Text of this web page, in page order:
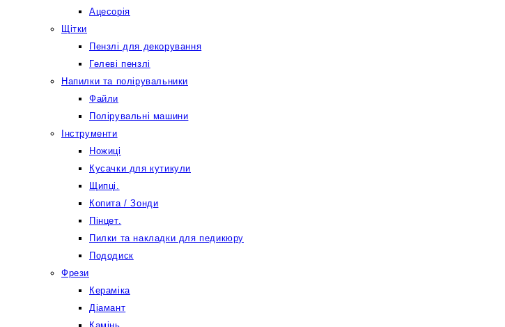
Ацесорія
Щітки
Пензлі для декорування
Гелеві пензлі
Напилки та полірувальники
Файли
Полірувальні машини
Інструменти
Ножиці
Кусачки для кутикули
Щипці.
Копита / Зонди
Пінцет.
Пилки та накладки для педикюру
Пододиск
Фрези
Кераміка
Діамант